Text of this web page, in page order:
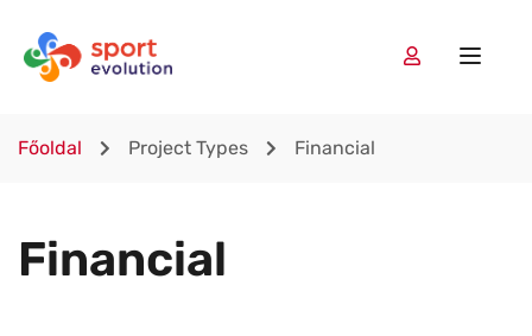
Főoldal Project Types Financial
Financial